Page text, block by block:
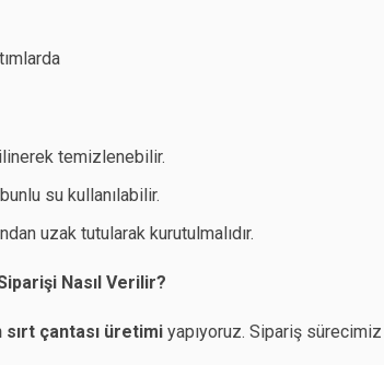
temizlenebilir.
su kullanılabilir.
uzak tutularak kurutulmalıdır.
Nasıl Verilir?
sırt çantası üretimi yapıyoruz. Sipariş